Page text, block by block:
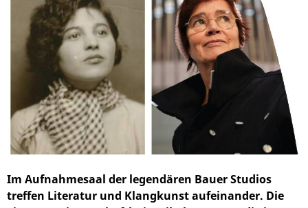
Im Aufnahmesaal der legendären Bauer Studios
treffen Literatur und Klangkunst aufeinander. Die